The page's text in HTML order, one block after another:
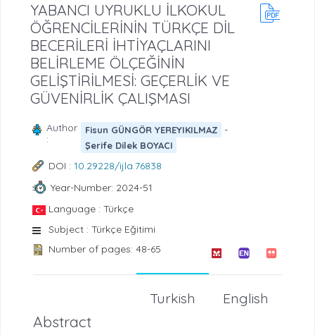
YABANCI UYRUKLU İLKOKUL
ÖĞRENCİLERİNİN TÜRKÇE DİL
BECERİLERİ İHTİYAÇLARINI
BELİRLEME ÖLÇEĞİNİN
GELİŞTİRİLMESİ: GEÇERLİK VE
GÜVENİRLİK ÇALIŞMASI
Author
:
Fisun GÜNGÖR YEREYIKILMAZ -
Şerife Dilek BOYACI
DOI : 10.29228/ijla.76838
Year-Number: 2024-51
Language : Türkçe
Subject : Türkçe Eğitimi
Number of pages: 48-65
English
Turkish
Abstract